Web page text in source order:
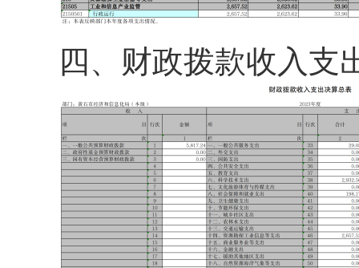
四、 财政拨款收入支